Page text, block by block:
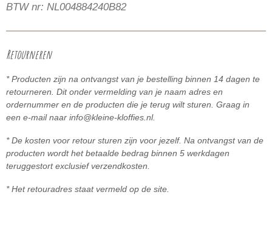
BTW nr: NL004884240B82
Retourneren
* Producten zijn na ontvangst van je bestelling binnen 14 dagen te
retourneren. Dit onder vermelding van je naam adres en
ordernummer en de producten die je terug wilt sturen. Graag in
een e-mail naar info@kleine-kloffies.nl.
* De kosten voor retour sturen zijn voor jezelf. Na ontvangst van de
producten wordt het betaalde bedrag binnen 5 werkdagen
teruggestort exclusief verzendkosten.
* Het retouradres staat vermeld op de site.